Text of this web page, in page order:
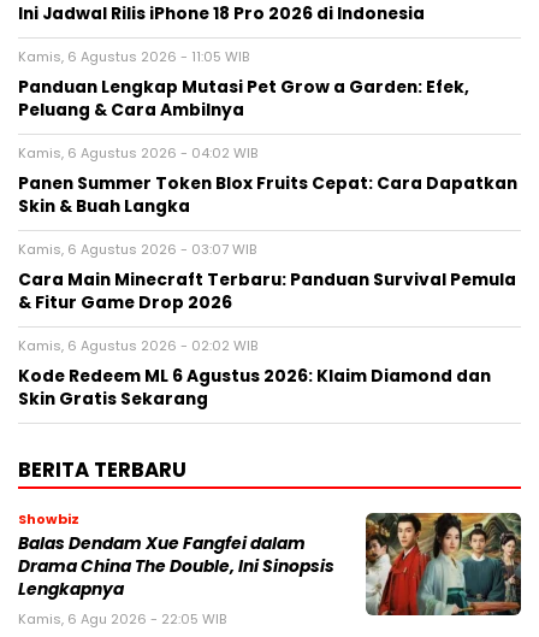
Ini Jadwal Rilis iPhone 18 Pro 2026 di Indonesia
Kamis, 6 Agustus 2026 - 11:05 WIB
Panduan Lengkap Mutasi Pet Grow a Garden: Efek,
Peluang & Cara Ambilnya
Kamis, 6 Agustus 2026 - 04:02 WIB
Panen Summer Token Blox Fruits Cepat: Cara Dapatkan
Skin & Buah Langka
Kamis, 6 Agustus 2026 - 03:07 WIB
Cara Main Minecraft Terbaru: Panduan Survival Pemula
& Fitur Game Drop 2026
Kamis, 6 Agustus 2026 - 02:02 WIB
Kode Redeem ML 6 Agustus 2026: Klaim Diamond dan
Skin Gratis Sekarang
BERITA TERBARU
Showbiz
Balas Dendam Xue Fangfei dalam
Drama China The Double, Ini Sinopsis
Lengkapnya
Kamis, 6 Agu 2026 - 22:05 WIB